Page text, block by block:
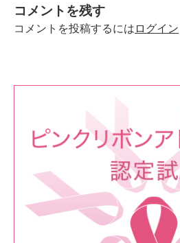
コメントを残す
コメントを投稿するには ログイン